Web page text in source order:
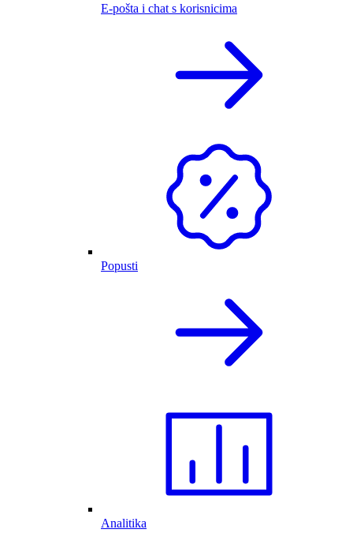
E-pošta i chat s korisnicima
Popusti
Analitika